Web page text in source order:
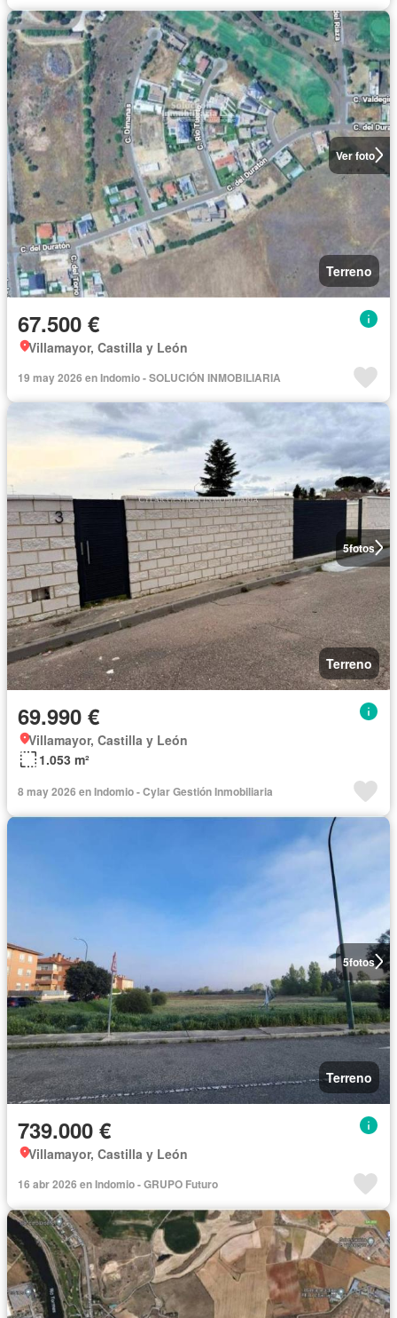
Ver foto
Terreno
67.500 €
Villamayor, Castilla y León
19 may 2026 en Indomio - SOLUCIÓN INMOBILIARIA
5fotos
Terreno
69.990 €
Villamayor, Castilla y León
1.053 m²
8 may 2026 en Indomio - Cylar Gestión Inmobiliaria
5fotos
Terreno
739.000 €
Villamayor, Castilla y León
16 abr 2026 en Indomio - GRUPO Futuro